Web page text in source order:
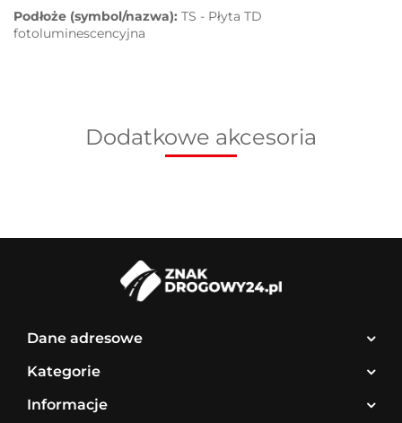
Podłoże (symbol/nazwa): TS - Płyta TD
fotoluminescencyjna
Dodatkowe akcesoria
Dane adresowe
Kategorie
Informacje